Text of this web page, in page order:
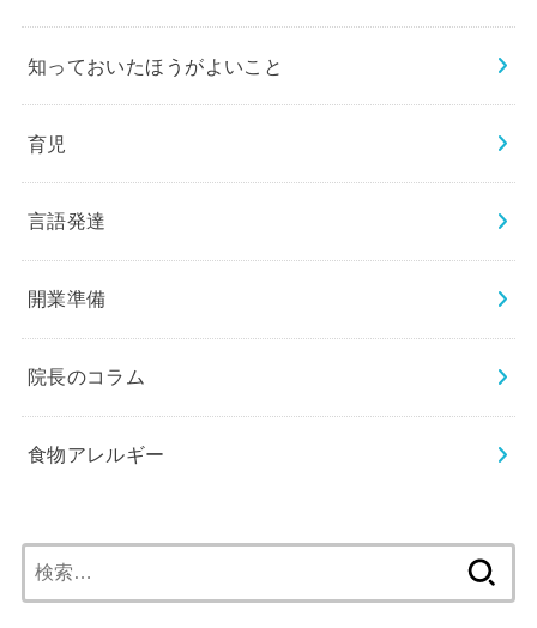
知っておいたほうがよいこと
育児
言語発達
開業準備
院長のコラム
食物アレルギー
索: